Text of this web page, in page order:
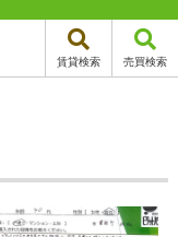
賃貸検索 売買検索